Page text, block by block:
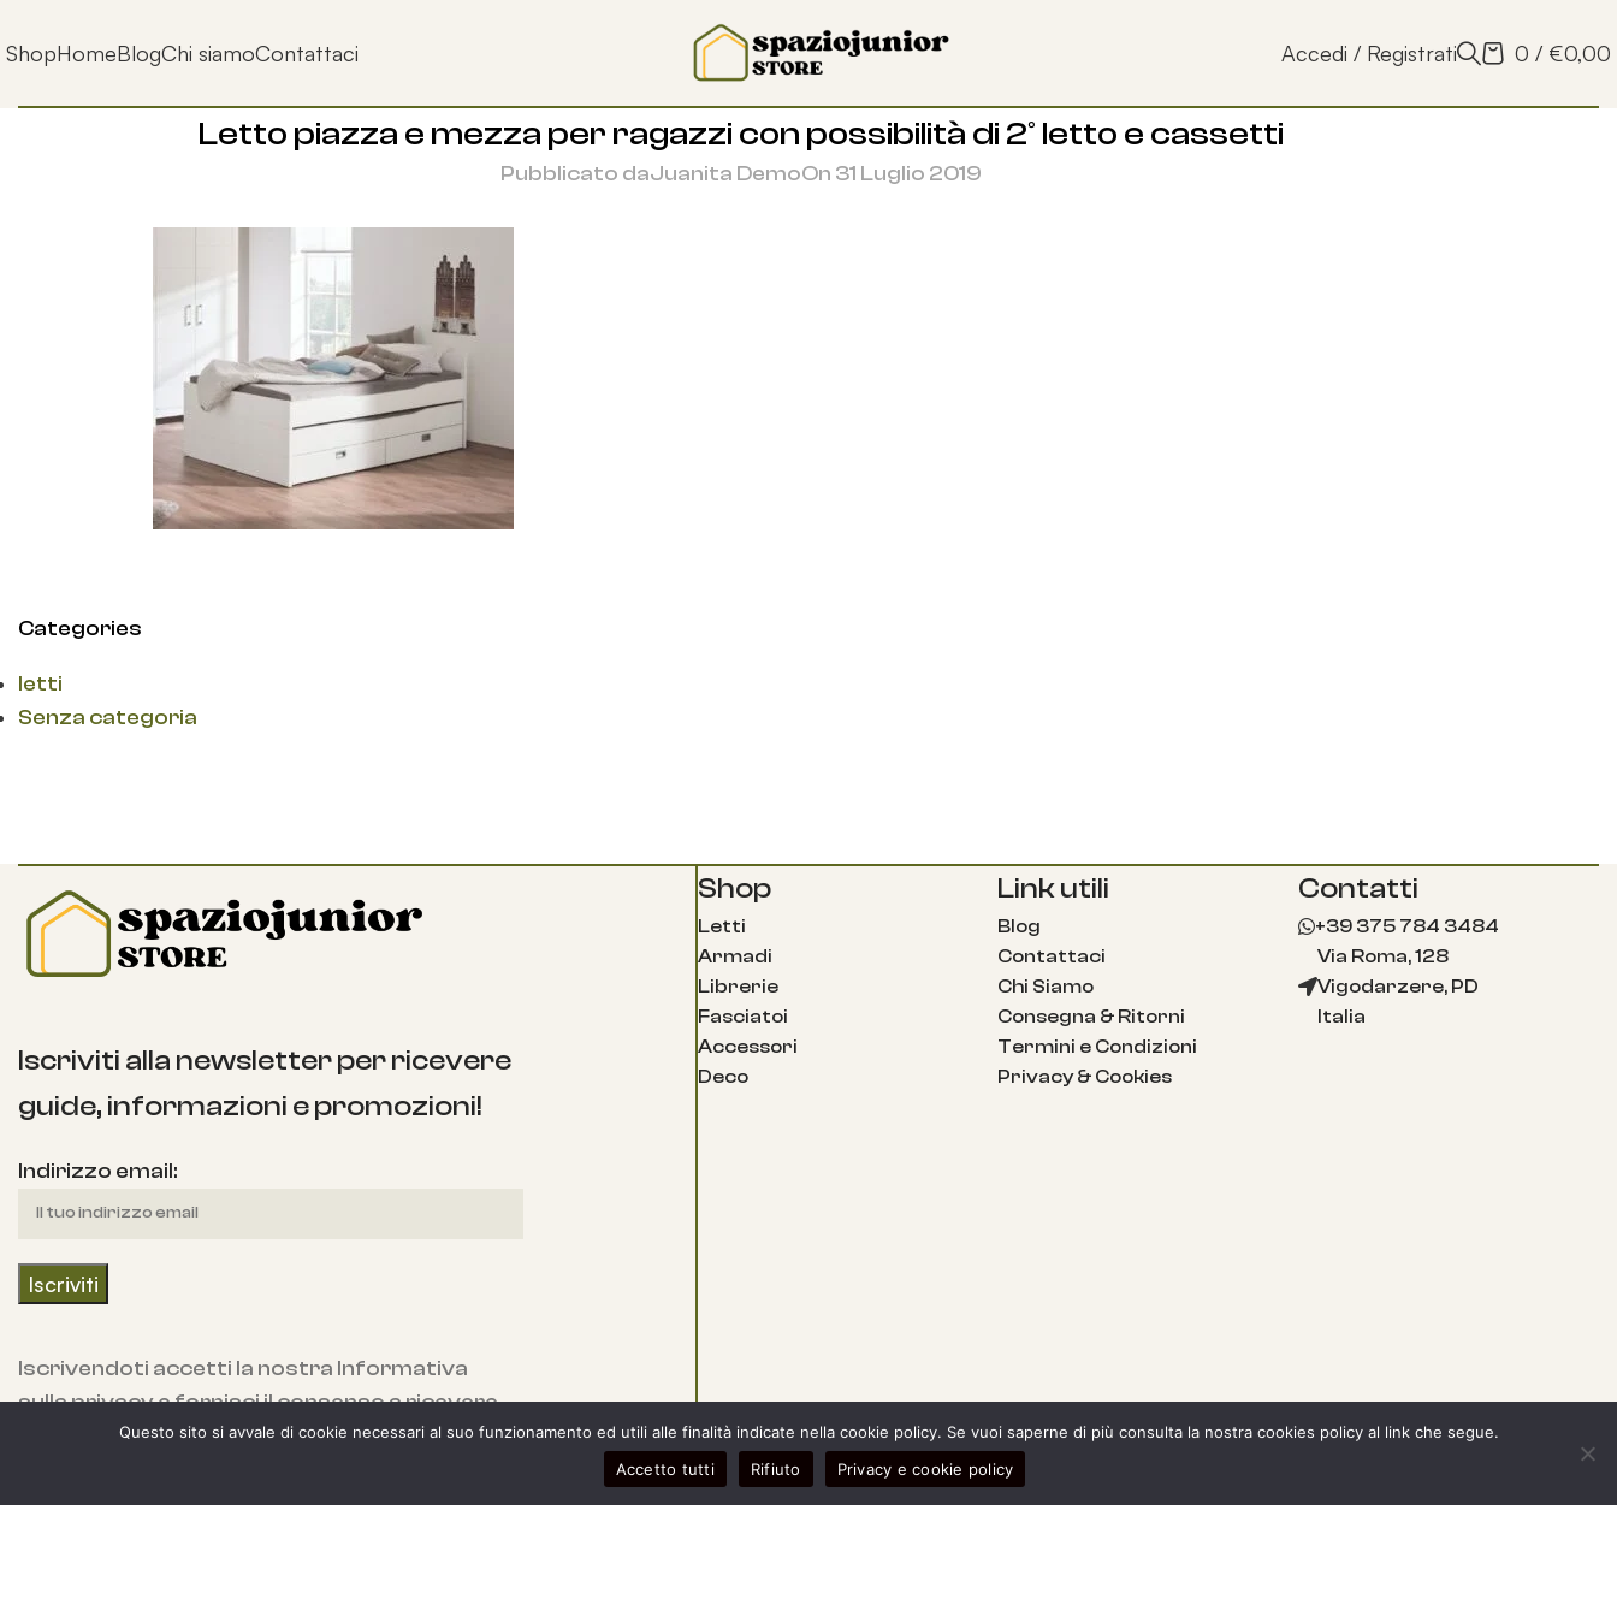
ShopHomeBlogChi siamoContattaci Accedi / Registrati 0 / €0,00
Letto piazza e mezza per ragazzi con possibilità di 2° letto e cassetti
Pubblicato daJuanita DemoOn 31 Luglio 2019
Categories
letti
Senza categoria
Iscriviti alla newsletter per ricevere
guide, informazioni e promozioni!
Indirizzo email:
Iscrivendoti accetti la nostra Informativa
sulla privacy e fornisci il consenso a ricevere
aggiornamenti dalla nostra azienda.
Shop
Letti
Armadi
Librerie
Fasciatoi
Accessori
Deco
Link utili
Blog
Contattaci
Chi Siamo
Consegna & Ritorni
Termini e Condizioni
Privacy & Cookies
Contatti
+39 375 784 3484
Via Roma, 128
Vigodarzere, PD
Italia
Questo sito si avvale di cookie necessari al suo funzionamento ed utili alle finalità indicate nella cookie policy. Se vuoi saperne di più consulta la nostra cookies policy al link che segue.
Accetto tutti
Rifiuto Privacy e cookie policy